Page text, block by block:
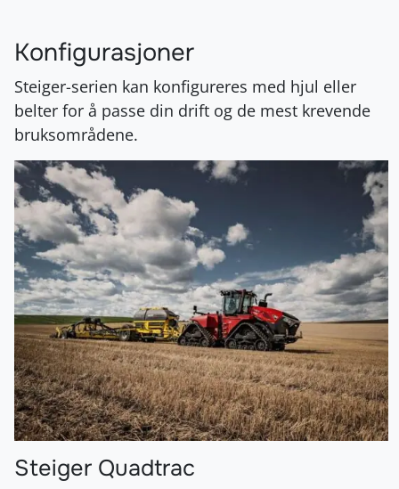
Konfigurasjoner
Steiger-serien kan konfigureres med hjul eller
belter for å passe din drift og de mest krevende
bruksområdene.
Steiger Quadtrac